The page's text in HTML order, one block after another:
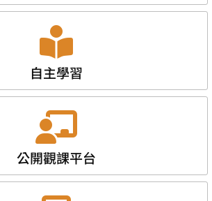
自主學習
公開觀課平台